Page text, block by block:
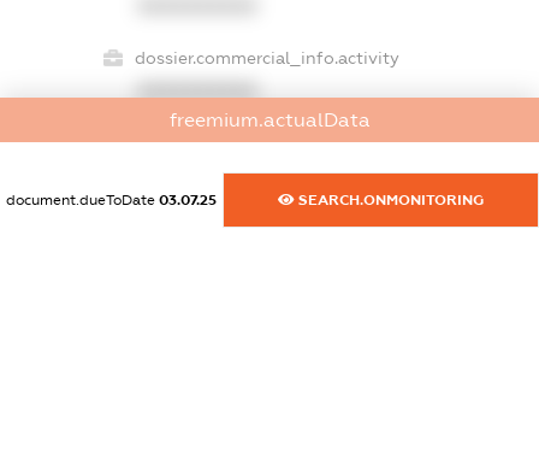
dossier.commercial_info.activity
freemium.exampleText_1
freemium.actualData
document.dueToDate 03.07.25 SEARCH.ONMONITORING